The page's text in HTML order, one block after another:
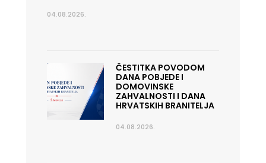
04.08.2026.
ČESTITKA POVODOM
DANA POBJEDE I
DOMOVINSKE
ZAHVALNOSTI I DANA
HRVATSKIH BRANITELJA
04.08.2026.